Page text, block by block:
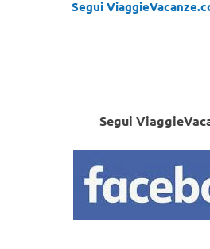
Segui
Segui